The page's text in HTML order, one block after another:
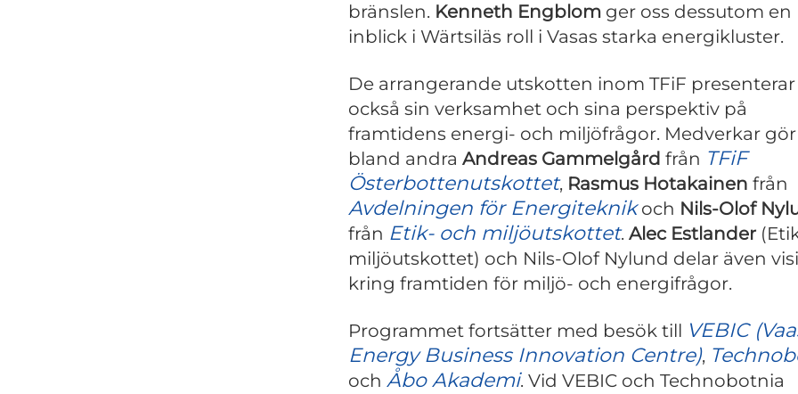
bränslen. Kenneth Engblom ger oss dessutom en
inblick i Wärtsiläs roll i Vasas starka energikluster.
De arrangerande utskotten inom TFiF presenterar
också sin verksamhet och sina perspektiv på
framtidens energi- och miljöfrågor. Medverkar gör
bland andra Andreas Gammelgård från TFiF
Österbottenutskottet, Rasmus Hotakainen från
Avdelningen för Energiteknikoch Nils-Olof
från Etik- och miljöutskottet. Alec Estlander
miljöutskottet) och Nils-Olof Nylund delar även
kring framtiden för miljö- och energifrågor.
Programmet fortsätter med besök till VEBIC
Energy Business Innovation Centre),
och Åbo Akademi. Vid VEBIC och Technobotnia